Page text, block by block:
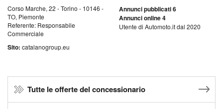
Corso Marche, 22 - Torino - 10146 -
TO, Piemonte
Referente: Responsabile
Commerciale
Sito: catalanogroup.eu
Annunci pubblicati 6
Annunci online 4
Utente di Automoto.it dal 2020
Tutte le offerte del concessionario